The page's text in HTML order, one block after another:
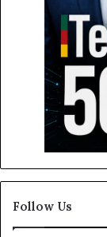
Follow Us